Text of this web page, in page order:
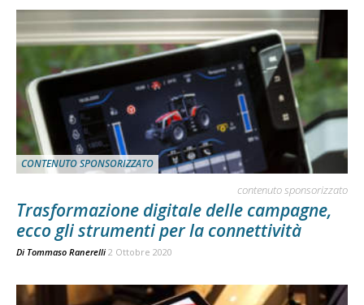
CONTENUTO SPONSORIZZATO
contenuto sponsorizzato
Trasformazione digitale delle campagne,
ecco gli strumenti per la connettività
Di Tommaso Ranerelli 2 Ottobre 2020